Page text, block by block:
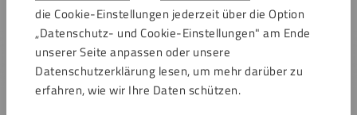
die Cookie-Einstellungen jederzeit über die Option
„Datenschutz- und Cookie-Einstellungen" am Ende
unserer Seite anpassen oder unsere
Datenschutzerklärung lesen, um mehr darüber zu
erfahren, wie wir Ihre Daten schützen.
Biegen
(kalt)
Weitere Informationen
Sägen
(Kreissäge)
Fräsen
Weitere Informationen
Alle anzeigen